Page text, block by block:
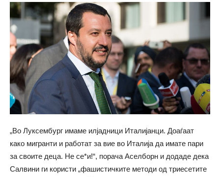
„Во Луксембург имаме илјадници Италијанци. Доаѓаат
како мигранти и работат за вие во Италија да имате пари
за своите деца. Не се*и!“, порача Аселборн и додаде дека
Салвини ги користи „фашистичките методи од триесетите